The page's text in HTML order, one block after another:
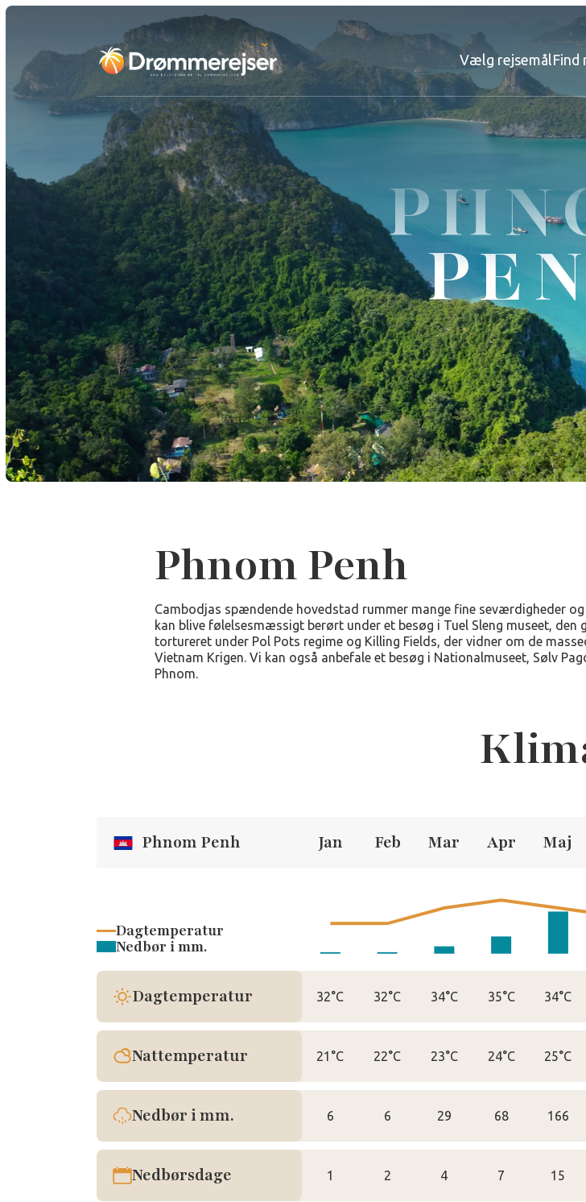
Vælg rejsemålFind
Phnom Penh
Cambodjas spændende hovedstad rummer mange fine seværdigheder
kan blive følelsesmæssigt berørt under et besøg i Tuel Sleng museet,
tortureret under Pol Pots regime og Killing Fields, der vidner om de
Vietnam Krigen. Vi kan også anbefale et besøg i Nationalmuseet, Sølv
Phnom.
Phnom Penh Jan Feb Mar Apr Maj
Dagtemperatur
Nedbør i mm.
Dagtemperatur 32°C 32°C 34°C 35°C 34°C
Nattemperatur 21°C 22°C 23°C 24°C 25°C
Nedbør i mm. 6 6 29 68 166
Nedbørsdage 1 2 4 7 15